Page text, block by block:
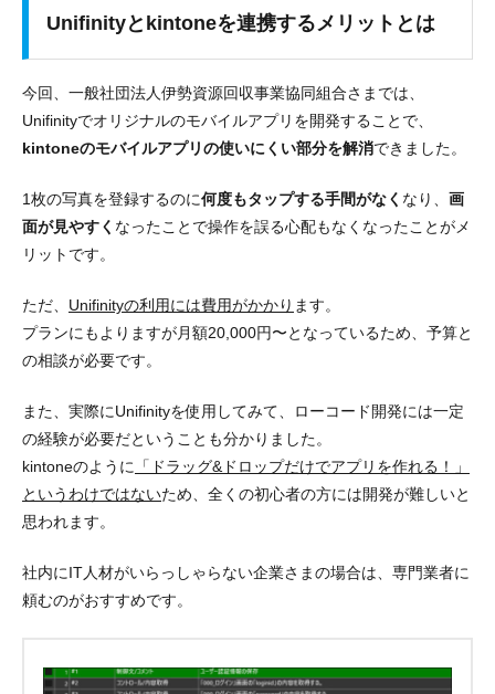
Unifinityとkintoneを連携するメリットとは
今回、一般社団法人伊勢資源回収事業協同組合さまでは、
Unifinityでオリジナルのモバイルアプリを開発することで、
kintoneのモバイルアプリの使いにくい部分を解消できました。
1枚の写真を登録するのに何度もタップする手間がなく なり、 画
面が見やすく なったことで操作を誤る心配もなくなったことがメ
リット です。
ただ、 Unifinityの利用には費用がかかり ます。
プランにもよりますが月額20,000円〜となっているため、予算と
の相談が必要です。
また、実際にUnifinityを使用してみて、
ローコード開発には一定
の経験が必要だということも分かりました。
kintoneのように
「ドラッグ&ドロップだけでアプリを作れる！」
というわけではないため、全くの初心者の方には開発が難しいと
思われます。
社内にIT人材がいらっしゃらない企業さまの場合は、 専門業者に
頼むのがおすすめです。